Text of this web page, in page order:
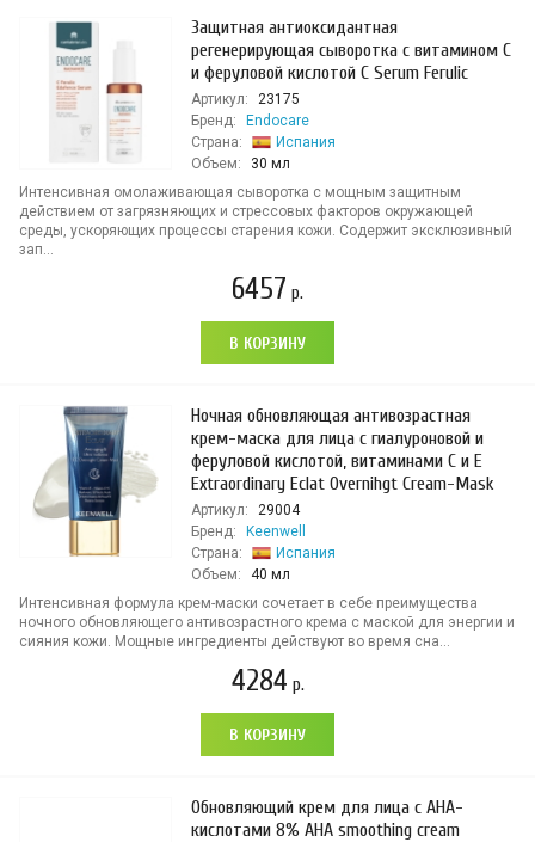
Защитная антиоксидантная
регенерирующая сыворотка с витамином С
и феруловой кислотой C Serum Ferulic
Артикул:
23175
Бренд:
Endocare
Страна:
Испания
Объем:
30 мл
Интенсивная омолаживающая сыворотка с мощным защитным
действием от загрязняющих и стрессовых факторов окружающей
среды, ускоряющих процессы старения кожи. Содержит эксклюзивный
зап...
6457 р.
В КОРЗИНУ
Ночная обновляющая антивозрастная
крем-маска для лица с гиалуроновой и
феруловой кислотой, витаминами С и Е
Extraordinary Eclat Overnihgt Cream-Mask
Артикул:
29004
Бренд:
Keenwell
Страна:
Испания
Объем:
40 мл
Интенсивная формула крем-маски сочетает в себе преимущества
ночного обновляющего антивозрастного крема с маской для энергии и
сияния кожи. Мощные ингредиенты действуют во время сна...
4284 р.
В КОРЗИНУ
Обновляющий крем для лица с AHA-
кислотами 8% AHA smoothing cream